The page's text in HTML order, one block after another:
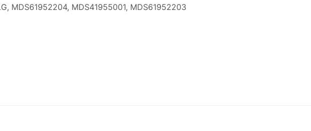
MDS61952204, MDS41955001, MDS61952203